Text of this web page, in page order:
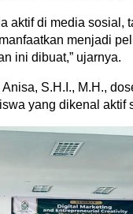
aktif di media sosial,
menjadi
ini dibuat,” ujarnya.
S.H.I., M.H.,
yang dikenal